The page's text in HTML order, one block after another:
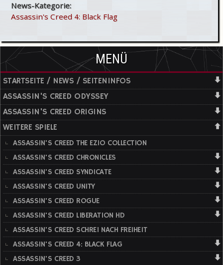
News-Kategorie:
Assassin's Creed 4: Black Flag
MENÜ
STARTSEITE / NEWS / SEITENINFOS
ASSASSIN'S CREED ODYSSEY
ASSASSIN'S CREED ORIGINS
WEITERE SPIELE
ASSASSIN'S CREED THE EZIO COLLECTION
ASSASSIN'S CREED CHRONICLES
ASSASSIN'S CREED SYNDICATE
ASSASSIN'S CREED UNITY
ASSASSIN'S CREED ROGUE
ASSASSIN'S CREED LIBERATION HD
ASSASSIN'S CREED SCHREI NACH FREIHEIT
ASSASSIN'S CREED 4: BLACK FLAG
ASSASSIN'S CREED 3